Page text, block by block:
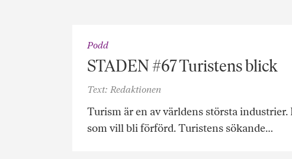
Podd
STADEN #67 Turistens blick
Text: Redaktionen
Turism är en av världens största
som vill bli förförd. Turistens sökande…